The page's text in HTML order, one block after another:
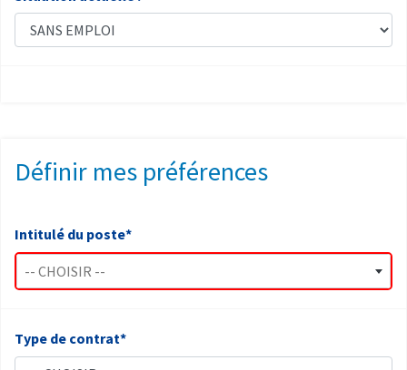
Définir mes préférences
Intitulé du poste*
-- CHOISIR --
Type de contrat*